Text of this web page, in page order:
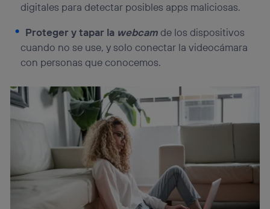
digitales para detectar posibles apps maliciosas.
Proteger y tapar la webcamde los dispositivos
cuando no se use, y solo conectar la videocámara
con personas que conocemos.